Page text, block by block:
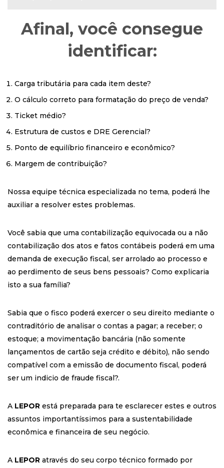
Afinal, você consegue
identificar:
Carga tributária para cada item deste?
O cálculo correto para formatação do preço de venda?
Ticket médio?
Estrutura de custos e DRE Gerencial?
Ponto de equilíbrio financeiro e econômico?
Margem de contribuição?
Nossa equipe técnica especializada no tema, poderá lhe
auxiliar a resolver estes problemas.
Você sabia que uma contabilização equivocada ou a não
contabilização dos atos e fatos contábeis poderá em uma
demanda de execução fiscal, ser arrolado ao processo e
ao perdimento de seus bens pessoais? Como explicaria
isto a sua família?
Sabia que o fisco poderá exercer o seu direito mediante o
contraditório de analisar o contas a pagar; a receber; o
estoque; a movimentação bancária (não somente
lançamentos de cartão seja crédito e débito), não sendo
compatível com a emissão de documento fiscal, poderá
ser um indicio de fraude fiscal?.
A LEPOR está preparada para te esclarecer estes e outros
assuntos importantíssimos para a sustentabilidade
econômica e financeira de seu negócio.
A LEPOR através do seu corpo técnico formado por